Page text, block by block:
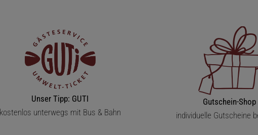
Unser Tipp: GUTI
kostenlos unterwegs mit Bus & Bahn
Gutschein-Shop
individuelle Gutscheine